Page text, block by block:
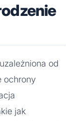
od
ochrony
jak